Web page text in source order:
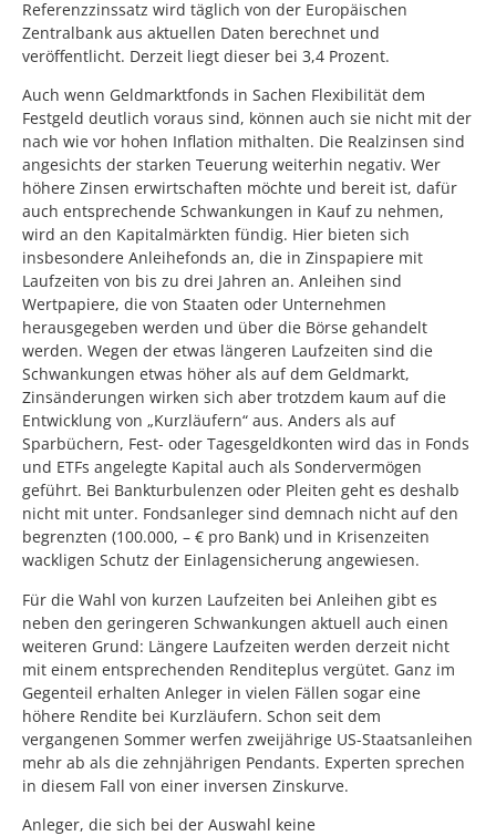
Referenzzinssatz wird täglich von der Europäischen
Zentralbank aus aktuellen Daten berechnet und
veröffentlicht. Derzeit liegt dieser bei 3,4 Prozent.
Auch wenn Geldmarktfonds in Sachen Flexibilität dem
Festgeld deutlich voraus sind, können auch sie nicht mit der
nach wie vor hohen Inflation mithalten. Die Realzinsen sind
angesichts der starken Teuerung weiterhin negativ. Wer
höhere Zinsen erwirtschaften möchte und bereit ist, dafür
auch entsprechende Schwankungen in Kauf zu nehmen,
wird an den Kapitalmärkten fündig. Hier bieten sich
insbesondere Anleihefonds an, die in Zinspapiere mit
Laufzeiten von bis zu drei Jahren an. Anleihen sind
Wertpapiere, die von Staaten oder Unternehmen
herausgegeben werden und über die Börse gehandelt
werden. Wegen der etwas längeren Laufzeiten sind die
Schwankungen etwas höher als auf dem Geldmarkt,
Zinsänderungen wirken sich aber trotzdem kaum auf die
Entwicklung von „Kurzläufern“ aus. Anders als auf
Sparbüchern, Fest- oder Tagesgeldkonten wird das in Fonds
und ETFs angelegte Kapital auch als Sondervermögen
geführt. Bei Bankturbulenzen oder Pleiten geht es deshalb
nicht mit unter. Fondsanleger sind demnach nicht auf den
begrenzten (100.000, – € pro Bank) und in Krisenzeiten
wackligen Schutz der Einlagensicherung angewiesen.
Für die Wahl von kurzen Laufzeiten bei Anleihen gibt es
neben den geringeren Schwankungen aktuell auch einen
weiteren Grund: Längere Laufzeiten werden derzeit nicht
mit einem entsprechenden Renditeplus vergütet. Ganz im
Gegenteil erhalten Anleger in vielen Fällen sogar eine
höhere Rendite bei Kurzläufern. Schon seit dem
vergangenen Sommer werfen zweijährige US-Staatsanleihen
mehr ab als die zehnjährigen Pendants. Experten sprechen
in diesem Fall von einer inversen Zinskurve.
Anleger, die sich bei der Auswahl keine